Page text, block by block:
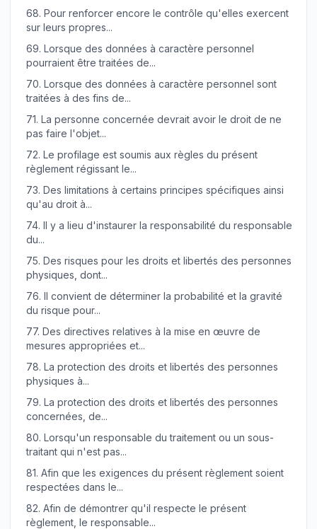
68. Pour renforcer encore le contrôle qu'elles exercent
sur leurs propres...
69. Lorsque des données à caractère personnel
pourraient être traitées de...
70. Lorsque des données à caractère personnel sont
traitées à des fins de...
71. La personne concernée devrait avoir le droit de ne
pas faire l'objet...
72. Le profilage est soumis aux règles du présent
règlement régissant le...
73. Des limitations à certains principes spécifiques ainsi
qu'au droit à...
74. Il y a lieu d'instaurer la responsabilité du responsable
du...
75. Des risques pour les droits et libertés des personnes
physiques, dont...
76. Il convient de déterminer la probabilité et la gravité
du risque pour...
77. Des directives relatives à la mise en œuvre de
mesures appropriées et...
78. La protection des droits et libertés des personnes
physiques à...
79. La protection des droits et libertés des personnes
concernées, de...
80. Lorsqu'un responsable du traitement ou un sous-
traitant qui n'est pas...
81. Afin que les exigences du présent règlement soient
respectées dans le...
82. Afin de démontrer qu'il respecte le présent
règlement, le responsable...